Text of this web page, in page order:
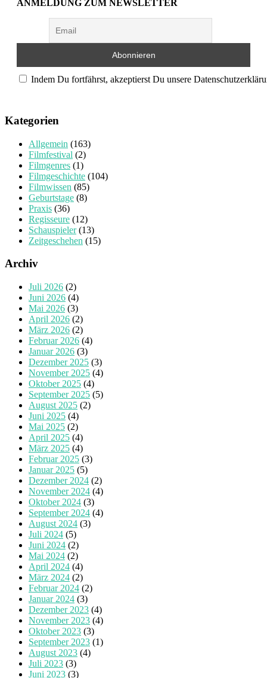
ANMELDUNG ZUM NEWSLETTER
Indem Du fortfährst, akzeptierst Du unsere
Kategorien
Allgemein (163)
Filmfestival (2)
Filmgenres (1)
Filmgeschichte (104)
Filmwissen (85)
Geburtstage (8)
Praxis (36)
Regisseure (12)
Schauspieler(13)
Zeitgeschehen (15)
Archiv
Juli 2026 (2)
Juni 2026 (4)
Mai 2026 (3)
April 2026 (2)
März 2026 (2)
Februar 2026 (4)
Januar 2026 (3)
Dezember 2025 (3)
November 2025 (4)
Oktober 2025 (4)
September 2025 (5)
August 2025 (2)
Juni 2025 (4)
Mai 2025 (2)
April 2025 (4)
März 2025 (4)
Februar 2025 (3)
Januar 2025 (5)
Dezember 2024 (2)
November 2024 (4)
Oktober 2024 (3)
September 2024 (4)
August 2024 (3)
Juli 2024 (5)
Juni 2024 (2)
Mai 2024 (2)
April 2024 (4)
März 2024 (2)
Februar 2024 (2)
Januar 2024 (3)
Dezember 2023 (4)
November 2023 (4)
Oktober 2023 (3)
September 2023 (1)
August 2023 (4)
Juli 2023 (3)
Juni 2023 (3)